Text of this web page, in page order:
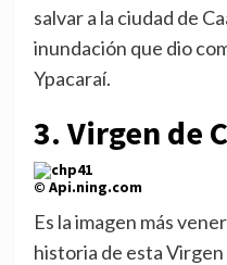
salvar a la ciudad de
inundación que dio
Ypacaraí.
3. Virgen de
© Api.ning.com
Es la imagen más
historia de esta Virgen